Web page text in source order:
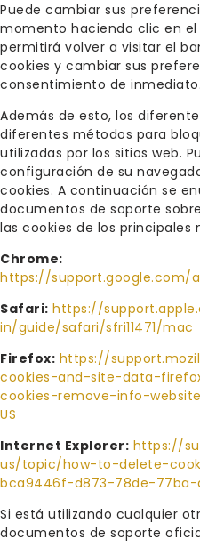
Puede cambiar sus
momento haciendo clic en el
permitirá volver a visitar el
cookies y cambiar sus
consentimiento de inmediato.
Además de esto, los
diferentes métodos para
utilizadas por los sitios web.
configuración de su
cookies. A continuación se
documentos de soporte
las cookies de los principales
Chrome:
https://support.google.com/
Safari: https://
in/guide/safari/sfri11471/mac
Firefox: https://
cookies-and-site-data-
cookies-remove-info-
US
Internet Explorer: https://
us/topic/how-to-delete-
bca9446f-d873-78de-77ba-
Si está utilizando cualquier
documentos de soporte